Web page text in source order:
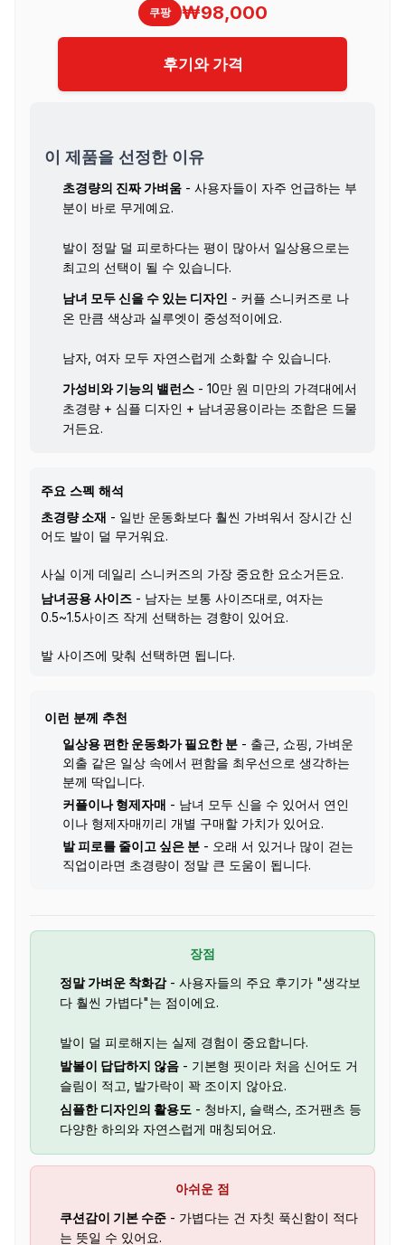
쿠팡 ₩98,000
후기와 가격
이 제품을 선정한 이유
초경량의 진짜 가벼움 - 사용자들이 자주 언급하는 부
분이 바로 무게예요.
발이 정말 덜 피로하다는 평이 많아서 일상용으로는
최고의 선택이 될 수 있습니다.
남녀 모두 신을 수 있는 디자인 - 커플 스니커즈로 나
온 만큼 색상과 실루엣이 중성적이에요.
남자, 여자 모두 자연스럽게 소화할 수 있습니다.
가성비와 기능의 밸런스 - 10만 원 미만의 가격대에서
초경량 + 심플 디자인 + 남녀공용이라는 조합은 드물
거든요.
주요 스펙 해석
초경량 소재 - 일반 운동화보다 훨씬 가벼워서 장시간 신
어도 발이 덜 무거워요.
사실 이게 데일리 스니커즈의 가장 중요한 요소거든요.
남녀공용 사이즈 - 남자는 보통 사이즈대로, 여자는
0.5~1.5사이즈 작게 선택하는 경향이 있어요.
발 사이즈에 맞춰 선택하면 됩니다.
이런 분께 추천
일상용 편한 운동화가 필요한 분 - 출근, 쇼핑, 가벼운
외출 같은 일상 속에서 편함을 최우선으로 생각하는
분께 딱입니다.
커플이나 형제자매 - 남녀 모두 신을 수 있어서 연인
이나 형제자매끼리 개별 구매할 가치가 있어요.
발 피로를 줄이고 싶은 분 - 오래 서 있거나 많이 걷는
직업이라면 초경량이 정말 큰 도움이 됩니다.
장점
정말 가벼운 착화감- 사용자들의 주요 후기가 "생각보
다 훨씬 가볍다"는 점이에요.
발이 덜 피로해지는 실제 경험이 중요합니다.
발볼이 답답하지 않음 - 기본형 핏이라 처음 신어도 거
슬림이 적고, 발가락이 꽉 조이지 않아요.
심플한 디자인의 활용도 - 청바지, 슬랙스, 조거팬츠 등
다양한 하의와 자연스럽게 매칭되어요.
아쉬운 점
쿠션감이 기본 수준 - 가볍다는 건 자칫 푹신함이 적다
는 뜻일 수 있어요.